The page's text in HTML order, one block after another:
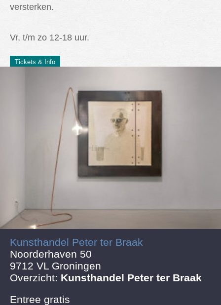
versterken.
Vr, t/m zo 12-18 uur.
Tickets & Info
Kunsthandel Peter ter Braak
Noorderhaven 50
9712 VL Groningen
Overzicht: Kunsthandel Peter ter Braak
Entree gratis